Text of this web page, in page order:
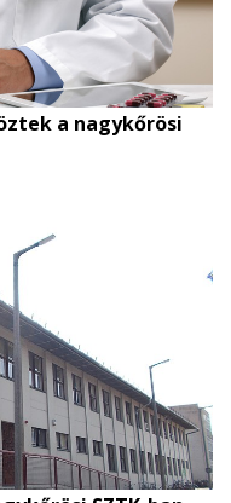
a nagykőrösi